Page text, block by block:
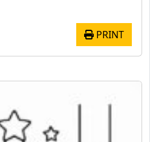
PRINT